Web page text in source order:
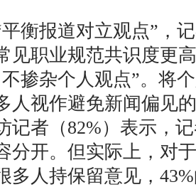
报道对立观点”，记
见职业规范共识度更
掺杂个人观点”。将
人视作避免新闻偏见
记者（82%）表示，
分开。但实际上，对
多人持保留意见，